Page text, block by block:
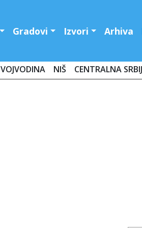
Gradovi Izvori Arhiva
VOJVODINA NIŠ CENTRALNA